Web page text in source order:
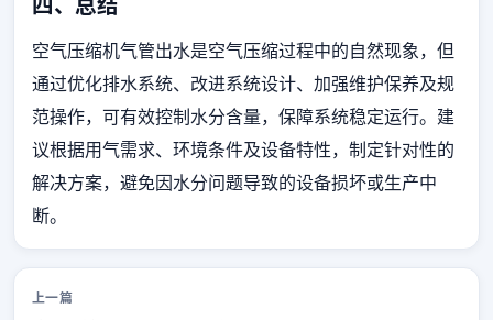
空气压缩机气管出水是空气压缩过程中的自然现象，但
通过优化排水系统、改进系统设计、加强维护保养及规
范操作，可有效控制水分含量，保障系统稳定运行。建
议根据用气需求、环境条件及设备特性，制定针对性的
解决方案，避免因水分问题导致的设备损坏或生产中
断。
上一篇